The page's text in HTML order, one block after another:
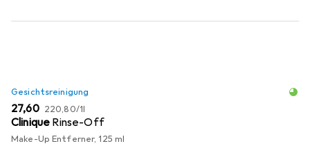
Gesichtsreinigung
EUR
27,60 EUR
220,80/1l
Clinique Rinse-Off
Make-Up Entferner, 125 ml